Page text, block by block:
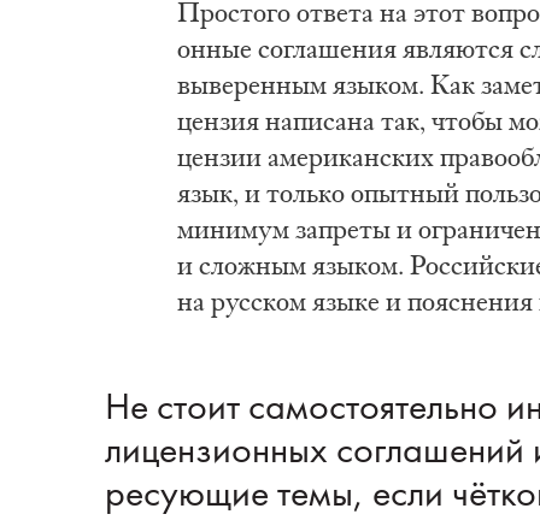
Про­сто­го от­ве­та на этот
он­ные со­гла­ше­ния яв­ля­ют­ся
вы­ве­рен­ным язы­ком. Как
цен­зия на­пи­са­на так, что­бы
цен­зии аме­ри­кан­ских
язык, и толь­ко опыт­ный
ми­ни­мум за­пре­ты и
и слож­ным язы­ком.
на рус­ском язы­ке и по­яс­не­ния
Не сто­ит са­мо­сто­я­тель­но
ли­цен­зи­он­ных со­гла­ше­ний
ре­су­ю­щие те­мы, если